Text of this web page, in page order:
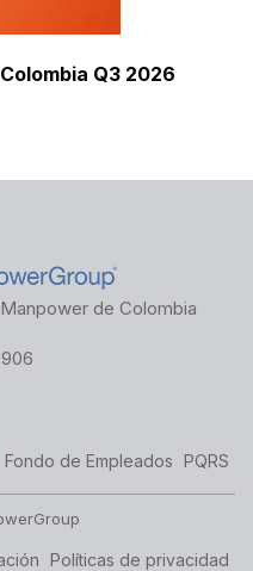
Q3 2026
de Colombia
Fondo de Empleados PQRS
Políticas de privacidad